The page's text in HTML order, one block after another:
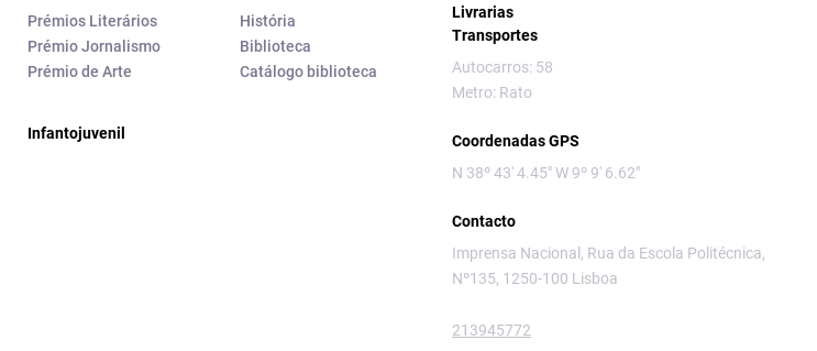
Prémios Literários
Prémio Jornalismo
Prémio de Arte
Infantojuvenil
História
Biblioteca
Catálogo biblioteca
Livrarias
Transportes
Autocarros: 58
Metro: Rato
Coordenadas GPS
N 38º 43' 4.45" W 9º 9' 6.62"
Contacto
Imprensa Nacional, Rua da Escola Politécnica,
Nº135, 1250-100 Lisboa
213945772